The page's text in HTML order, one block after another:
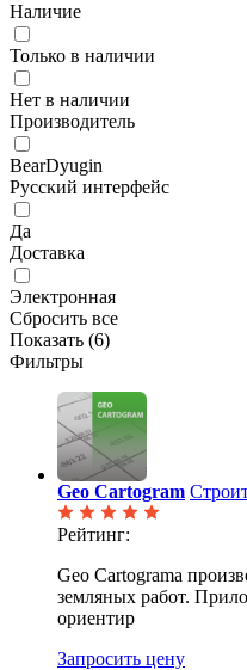
Наличие
Только в наличии
Нет в наличии
Производитель
BearDyugin
Русский интерфейс
Да
Доставка
Электронная
Сбросить все
Показать (6)
Фильтры
Geo Cartogram
Рейтинг:
Geo Cartograma
земляных работ.
ориентир
Запросить цену